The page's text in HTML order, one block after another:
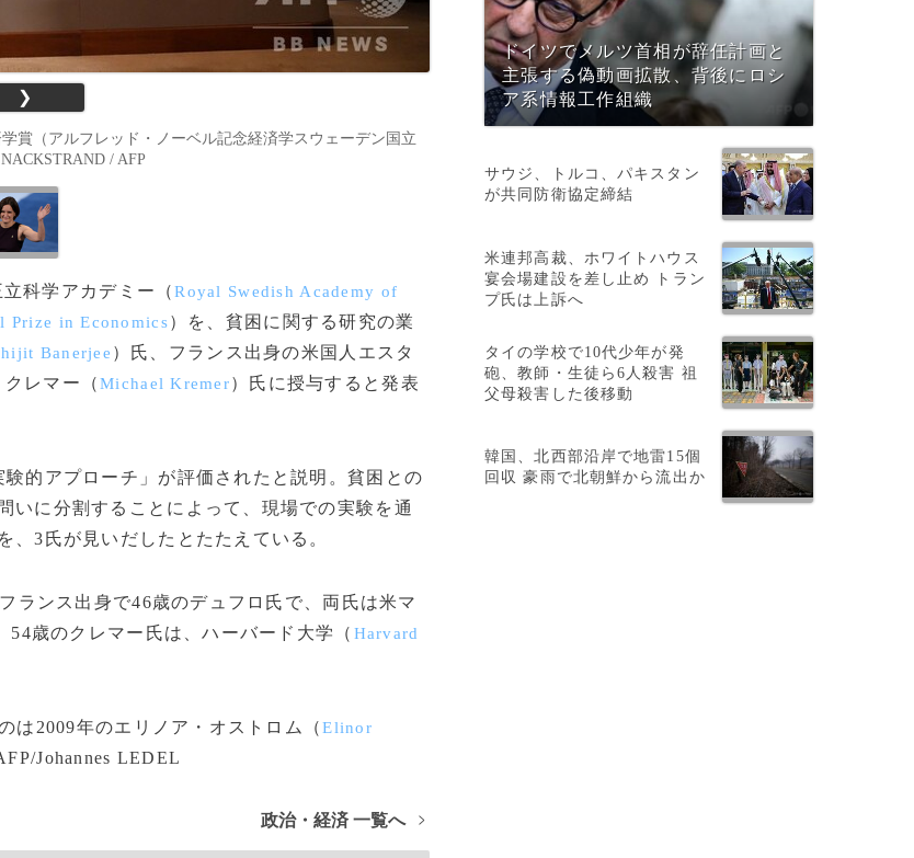
❯
賞（アルフレッド・ノーベル記念経済学スウェーデン国立
/ AFP
立科学アカデミー（Royal Swedish Academy of
Prize in Economics）を、貧困に関する研究の業
Banerjee ）氏、フランス出身の米国人エスタ
クレマー（Michael Kremer）氏に授与すると発表
的アプローチ」が評価されたと説明。貧困との
いに分割することによって、現場での実験を通
、3氏が見いだしたとたたえている。
ンス出身で46歳のデュフロ氏で、両氏は米マ
54歳のクレマー氏は、ハーバード大学（ Harvard
は2009年のエリノア・オストロム（Elinor
Johannes LEDEL
政治・経済 一覧へ >
ドイツでメルツ首相が辞任計画と
主張する偽動画拡散、背後にロシ
ア系情報工作組織
サウジ、トルコ、パキスタン
が共同防衛協定締結
米連邦高裁、ホワイトハウス
宴会場建設を差し止め トラン
プ氏は上訴へ
タイの学校で10代少年が発
砲、教師・生徒ら6人殺害 祖
父母殺害した後移動
韓国、北西部沿岸で地雷15個
回収 豪雨で北朝鮮から流出か